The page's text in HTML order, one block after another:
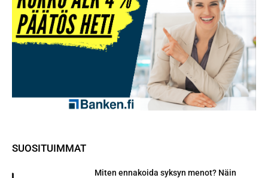
SUOSITUIMMAT
Miten ennakoida syksyn menot? Näin